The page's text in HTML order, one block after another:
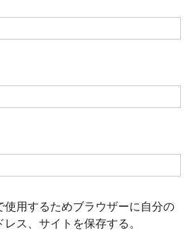
使用するためブラウザーに自分の
ス、サイトを保存する。